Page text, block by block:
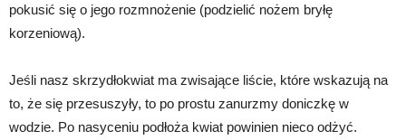
pokusić się o jego rozmnożenie (podzielić nożem bryłę
korzeniową).
Jeśli nasz skrzydłokwiat ma zwisające liście, które wskazują na
to, że się przesuszyły, to po prostu zanurzmy doniczkę w
wodzie. Po nasyceniu podłoża kwiat powinien nieco odżyć.